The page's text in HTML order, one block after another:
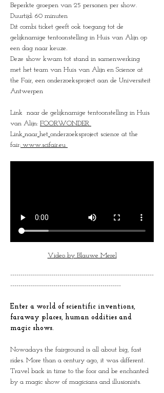
Beperkte groepen van 25 personen per show.
Duurtijd: 60 minuten
Dit combi ticket geeft ook toegang tot de
gelijknamige tentoonstelling in Huis van Alijn op
een dag naar keuze.
Deze show kwam tot stand in samenwerking
met het team van Huis van Alijn en Science at
the Fair, een onderzoeksproject aan de Universiteit
Antwerpen
Link  naar de gelijknamige tentoonstelling in Huis
van Alijn: FOORWONDER
Link naar het onderzoeksproject science at the
fair: www.scifair.eu
Video by Blauwe Merel
----------------------------------------------------------------------
------------------------------------------------------
Enter a world of scientific inventions,
faraway places, human oddities and
magic shows.
Nowadays the fairground is all about big, fast
rides. More than a century ago, it was different.
Travel back in time to the foor and be enchanted
by a magic show of magicians and illusionists.